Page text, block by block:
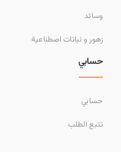
وسائد
زهور و نباتات اصطناعية
حسابي
حسابي
تتبع الطلب